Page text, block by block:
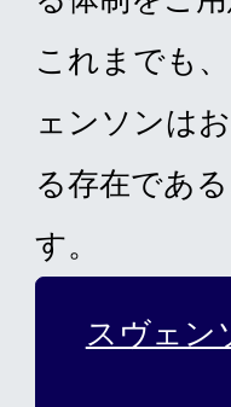
これまでも
ェンソンは
る存在であ
す。
スヴェン